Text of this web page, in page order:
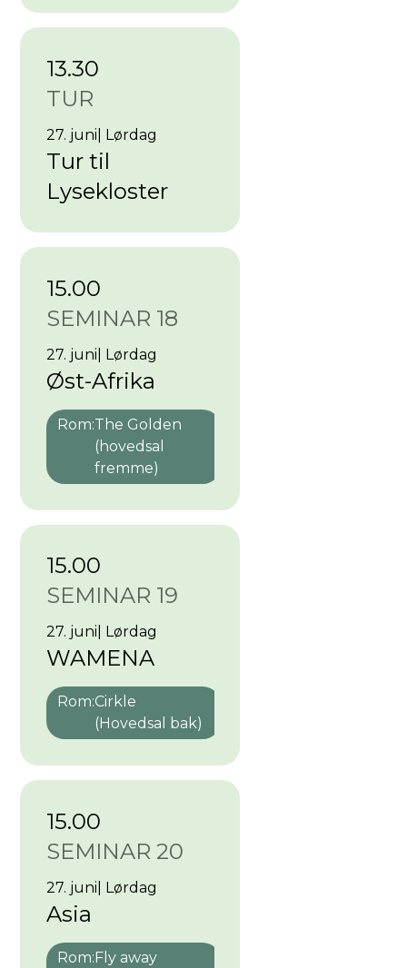
13.30
TUR
27. juni Lørdag
Tur til
Lysekloster
15.00
SEMINAR 18
27. juni Lørdag
Øst-Afrika
Rom:The Golden
(hovedsal
fremme)
15.00
SEMINAR 19
27. juni Lørdag
WAMENA
Rom:Cirkle
(Hovedsal bak)
15.00
SEMINAR 20
27. juni Lørdag
Asia
Rom:Fly away